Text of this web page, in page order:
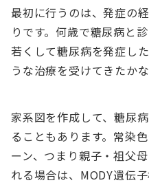
最初に行うのは、発症の
りです。何歳で糖尿病と
若くして糖尿病を発症し
うな治療を受けてきたか
家系図を作成して、糖尿
ることもあります。常染
ーン、つまり親子・祖父
れる場合は、MODY遺伝